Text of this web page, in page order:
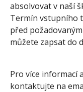
absolvovat v naší
Termín vstupního
před
můžete zapsat do
Pro více informací
kontaktujte na